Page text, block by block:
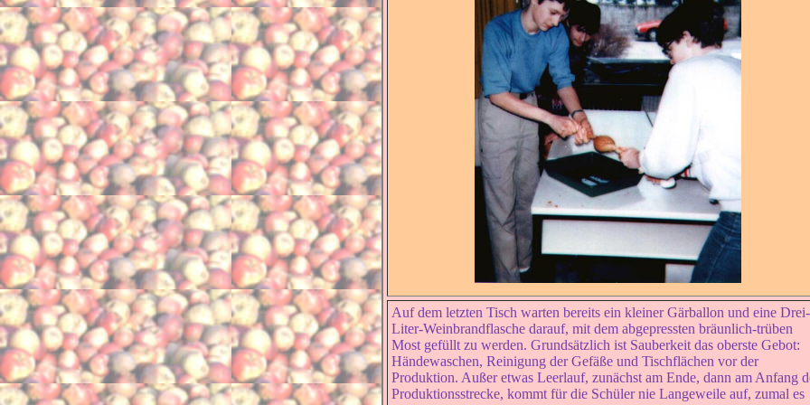
Auf dem letzten Tisch warten bereits ein kleiner Gärballon und eine Drei-
Liter-Weinbrandflasche darauf, mit dem abgepressten bräunlich-trüben
Most gefüllt zu werden. Grundsätzlich ist Sauberkeit das oberste Gebot:
Händewaschen, Reinigung der Gefäße und Tischflächen vor der
Produktion. Außer etwas Leerlauf, zunächst am Ende, dann am Anfang
Produktionsstrecke, kommt für die Schüler nie Langeweile auf, zumal es